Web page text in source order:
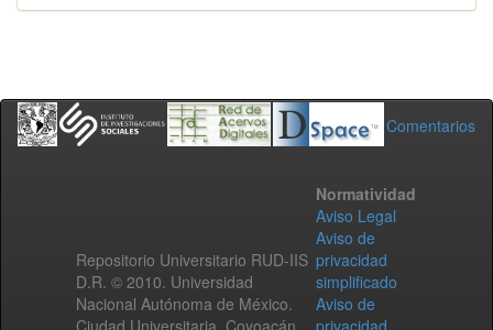
Comentarios
Repositorio Universitario RUD-IIS
D.R. © 2010. Universidad
Nacional Autónoma de México.
Ciudad Universitaria, Coyoacán,
Normatividad
Aviso Legal
Aviso de
privacidad
simplificado
Aviso de
privacidad